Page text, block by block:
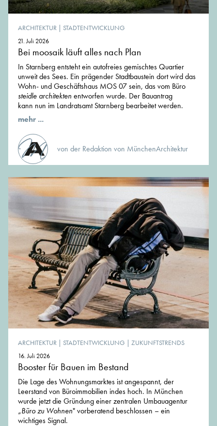
ARCHITEKTUR | STADTENTWICKLUNG
21. Juli 2026
Bei moosaik läuft alles nach Plan
In Starnberg entsteht ein autofreies gemischtes Quartier
unweit des Sees. Ein prägender Stadtbaustein dort wird das
Wohn- und Geschäftshaus MOS 07 sein, das vom Büro
steidle architekten entworfen wurde. Der Bauantrag
kann nun im Landratsamt Starnberg bearbeitet werden.
mehr ...
von der Redaktion von MünchenArchitektur
ARCHITEKTUR | STADTENTWICKLUNG | ZUKUNFTSTRENDS
16. Juli 2026
Booster für Bauen im Bestand
Die Lage des Wohnungsmarktes ist angespannt, der
Leerstand von Büroimmobilien indes hoch. In München
wurde jetzt die Gründung einer zentralen Umbauagentur
„Büro zu Wohnen" vorberatend beschlossen – ein
wichtiges Signal.